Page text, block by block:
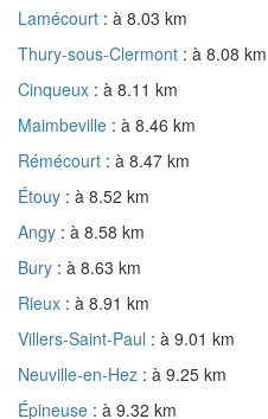
Lamécourt : à 8.03 km
Thury-sous-Clermont : à 8.08 km
Cinqueux : à 8.11 km
Maimbeville : à 8.46 km
Rémécourt : à 8.47 km
Étouy : à 8.52 km
Angy : à 8.58 km
Bury : à 8.63 km
Rieux : à 8.91 km
Villers-Saint-Paul : à 9.01 km
Neuville-en-Hez : à 9.25 km
Épineuse : à 9.32 km